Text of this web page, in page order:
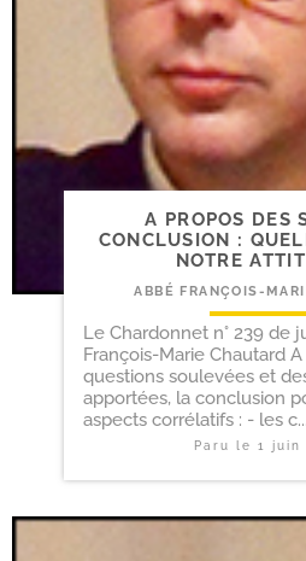
A PROPOS DES
CONCLUSION :
NOTRE
ABBÉ FRANÇOIS-
Le Chardonnet n° 239 de
François-Marie Chautard
questions soulevées et
apportées, la conclusion
aspects corrélatifs : - les c...
Paru le1 juin